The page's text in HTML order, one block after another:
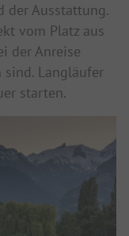
der Ausstattung.
vom Platz aus
der Anreise
Langläufer
starten.